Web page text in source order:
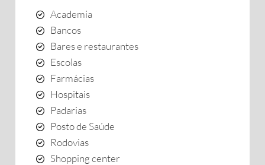
Academia
Bancos
Bares e restaurantes
Escolas
Farmácias
Hospitais
Padarias
Posto de Saúde
Rodovias
Shopping center